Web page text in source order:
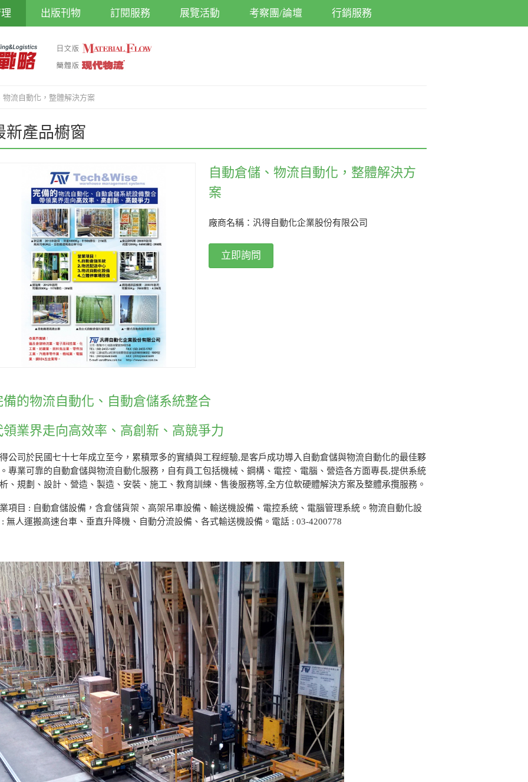
出版刊物 訂閱服務 展覽活動 考察團/論壇 行銷服務
流自動化，整體解決方案
新產品櫥窗
自動倉儲、物流自動化，整體解決方
案
廠商名稱：汎得自動化企業股份有限公司
備的物流自動化、自動倉儲系統整合
領業界走向高效率、高創新、高競爭力
公司於民國七十七年成立至今，累積眾多的實績與工程經驗,是客戶成功導入自動倉儲與物流自動化的最佳夥
專業可靠的自動倉儲與物流自動化服務，自有員工包括機械、鋼構、電控、電腦、營造各方面專長,提供系統
、規劃、設計、營造、製造、安裝、施工、教育訓練、售後服務等,全方位軟硬體解決方案及整體承攬服務。
項目 : 自動倉儲設備，含倉儲貨架、高架吊車設備、輸送機設備、電控系統、電腦管理系統。物流自動化設
: 無人運搬高速台車、垂直升降機、自動分流設備、各式輸送機設備。電話 : 03-4200778